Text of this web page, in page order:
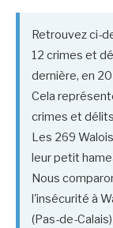
Retrouvez ci-
12 crimes et
dernière, en
Cela
crimes et
Les 269
leur petit
Nous
l'insécurité à
(Pas-de-